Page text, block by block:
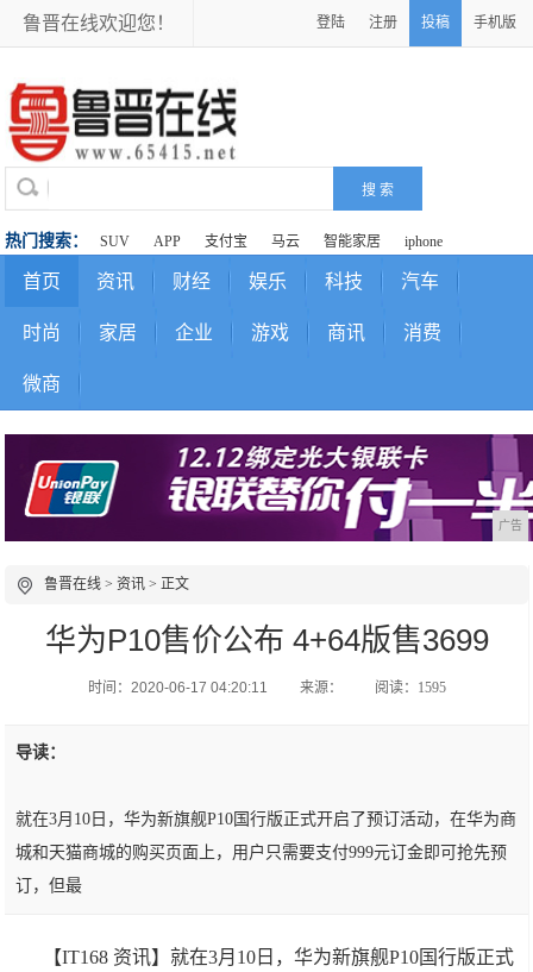
鲁晋在线欢迎您！ 登陆 注册 投稿 手机版
热门搜索： SUV APP 支付宝 马云 智能家居 iphone
首页 资讯 财经 娱乐 科技 汽车
时尚 家居 企业 游戏 商讯 消费
微商
广告
鲁晋在线 >资讯 > 正文
华为P10售价公布 4+64版售3699
时间：2020-06-17 04:20:11 来源： 阅读：1595
导读：
就在3月10日，华为新旗舰P10国行版正式开启了预订活动，在华为商
城和天猫商城的购买页面上，用户只需要支付999元订金即可抢先预
订，但最
【IT168 资讯】就在3月10日，华为新旗舰P10国行版正式